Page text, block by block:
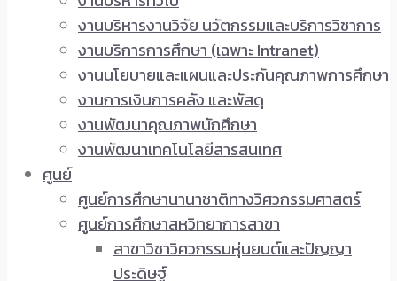
งานบริหารงานวิจัย นวัตกรรมและบริการวิชาการ
งานบริการการศึกษา (เฉพาะ Intranet)
งานนโยบายและแผนและประกันคุณภาพการศึกษา
งานการเงินการคลัง และพัสดุ
งานพัฒนาคุณภาพนักศึกษา
งานพัฒนาเทคโนโลยีสารสนเทศ
ศูนย์
ศูนย์การศึกษานานาชาติทางวิศวกรรมศาสตร์
ศูนย์การศึกษาสหวิทยาการสาขา
สาขาวิชาวิศวกรรมหุ่นยนต์และปัญญา
ประดิษฐ์